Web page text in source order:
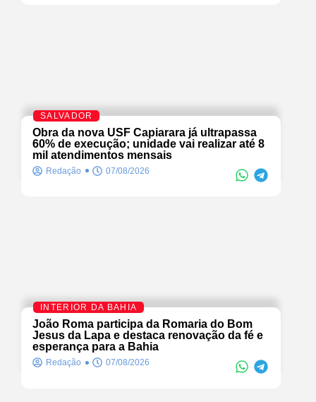
SALVADOR
Obra da nova USF Capiarara já ultrapassa
60% de execução; unidade vai realizar até 8
mil atendimentos mensais
Redação 07/08/2026
INTERIOR DA BAHIA
João Roma participa da Romaria do Bom
Jesus da Lapa e destaca renovação da fé e
esperança para a Bahia
Redação 07/08/2026